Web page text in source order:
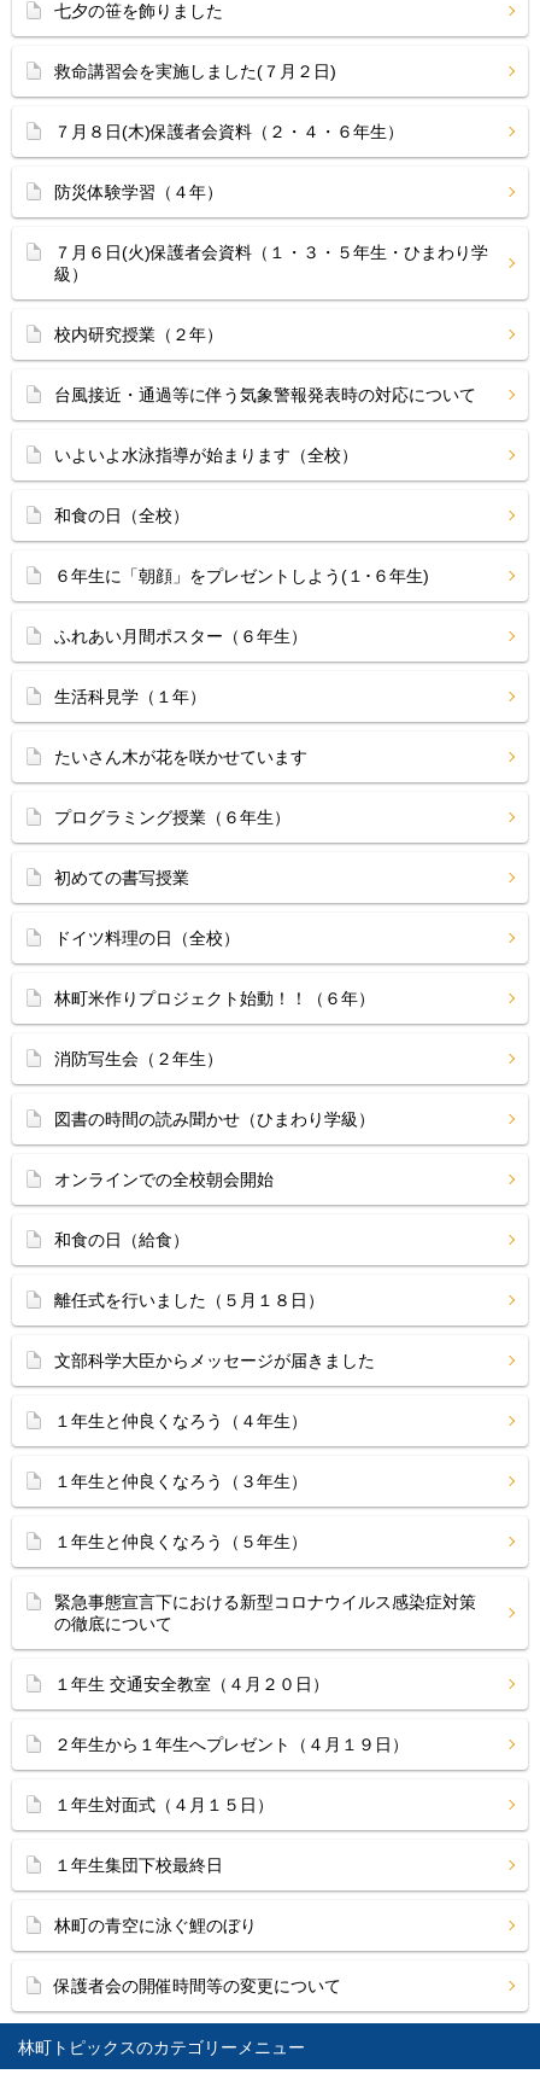
林町トピックス
七夕の笹を飾りました
救命講習会を実施しました(７月２日)
７月８日(木)保護者会資料（２・４・６年生）
防災体験学習（４年）
７月６日(火)保護者会資料（１・３・５年生・ひまわり学
級）
校内研究授業（２年）
台風接近・通過等に伴う気象警報発表時の対応について
いよいよ水泳指導が始まります（全校）
和食の日（全校）
６年生に「朝顔」をプレゼントしよう(１･６年生)
ふれあい月間ポスター（６年生）
生活科見学（１年）
たいさん木が花を咲かせています
プログラミング授業（６年生）
初めての書写授業
ドイツ料理の日（全校）
林町米作りプロジェクト始動！！（６年）
消防写生会（２年生）
図書の時間の読み聞かせ（ひまわり学級）
オンラインでの全校朝会開始
和食の日（給食）
離任式を行いました（５月１８日）
文部科学大臣からメッセージが届きました
１年生と仲良くなろう（４年生）
１年生と仲良くなろう（３年生）
１年生と仲良くなろう（５年生）
緊急事態宣言下における新型コロナウイルス感染症対策
の徹底について
１年生 交通安全教室（４月２０日）
２年生から１年生へプレゼント（４月１９日）
１年生対面式（４月１５日）
１年生集団下校最終日
林町の青空に泳ぐ鯉のぼり
保護者会の開催時間等の変更について